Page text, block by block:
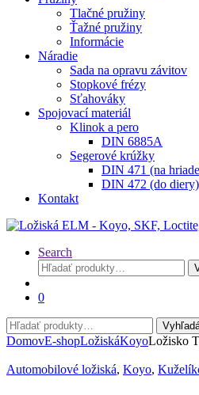
Tlačné pružiny
Ťažné pružiny
Informácie
Náradie
Sada na opravu závitov
Stopkové frézy
Sťahováky
Spojovací materiál
Klinok a pero
DIN 6885A
Segerové krúžky
DIN 471 (na
DIN 472 (do diery)
Kontakt
Search
Hľadať:
0
Hľadať:
DomovE-shopLožiskáKoyoLožisko
Automobilové ložiská, Koyo,